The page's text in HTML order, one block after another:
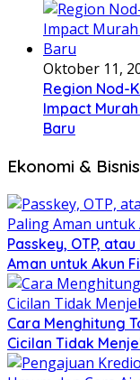
Oktober 11,
Region Nod-
Impact
Baru
Ekonomi & Bisnis
Passkey, OTP,
Aman untuk Akun
Cara Menghitung
Cicilan Tidak